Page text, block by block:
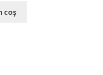
coș